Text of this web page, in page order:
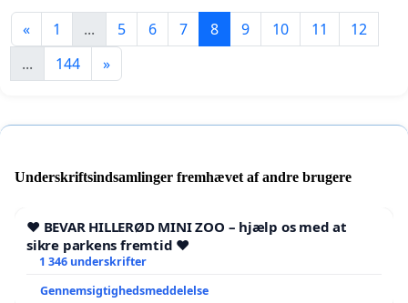
« 1 ... 5 6 7 8 9 10 11
12
...
144 »
Underskriftsindsamlinger fremhævet af andre brugere
❤️ BEVAR HILLERØD MINI ZOO – hjælp os med at
sikre parkens fremtid ❤️
1 346 underskrifter
Gennemsigtighedsmeddelelse